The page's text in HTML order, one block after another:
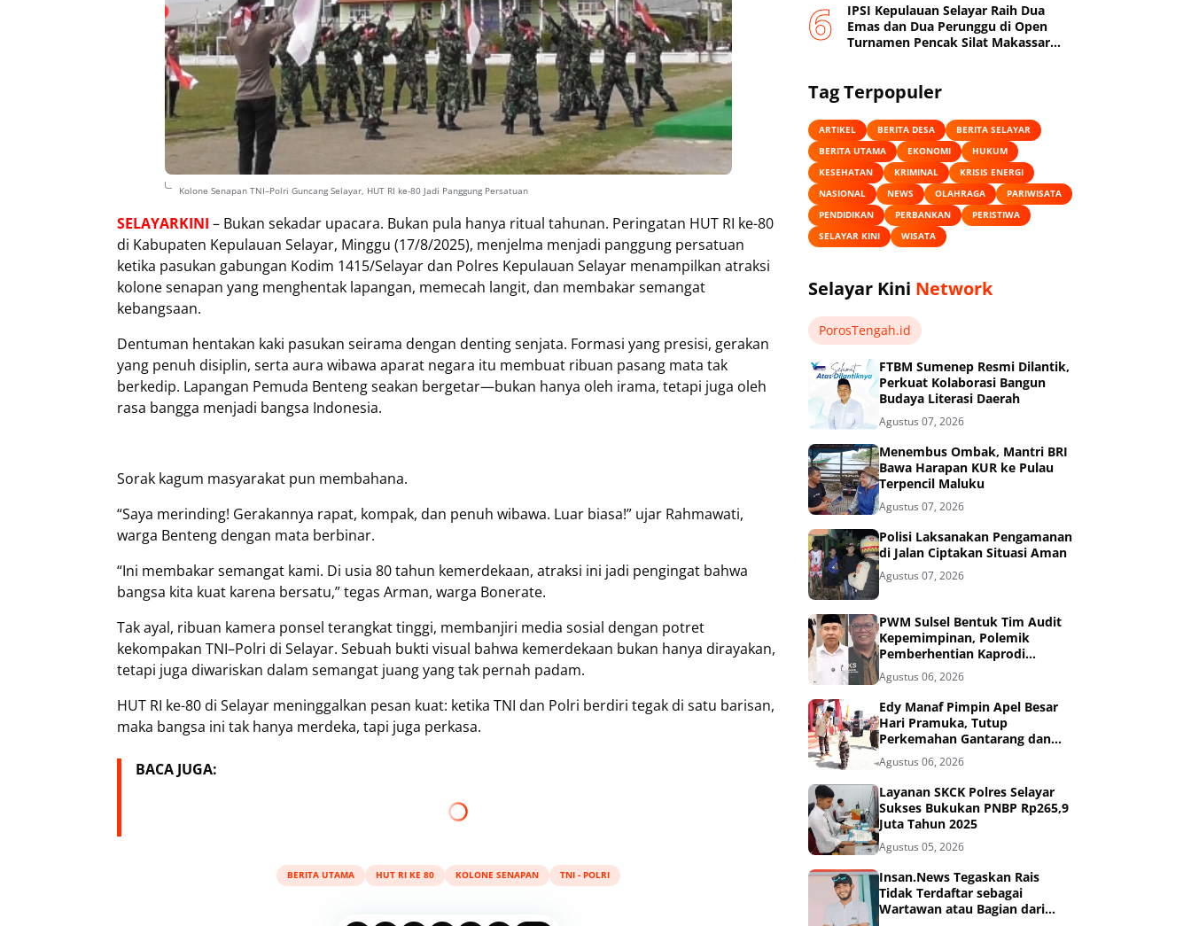
Kolone Senapan TNI–Polri Guncang Selayar, HUT RI ke-80 Jadi Panggung Persatuan
SELAYARKINI – Bukan sekadar upacara. Bukan pula hanya ritual tahunan. Peringatan HUT RI ke-80
di Kabupaten Kepulauan Selayar, Minggu (17/8/2025), menjelma menjadi panggung persatuan
ketika pasukan gabungan Kodim 1415/Selayar dan Polres Kepulauan Selayar menampilkan atraksi
kolone senapan yang menghentak lapangan, memecah langit, dan membakar semangat
kebangsaan.
Dentuman hentakan kaki pasukan seirama dengan denting senjata. Formasi yang presisi, gerakan
yang penuh disiplin, serta aura wibawa aparat negara itu membuat ribuan pasang mata tak
berkedip. Lapangan Pemuda Benteng seakan bergetar—bukan hanya oleh irama, tetapi juga oleh
rasa bangga menjadi bangsa Indonesia.
Sorak kagum masyarakat pun membahana.
“Saya merinding! Gerakannya rapat, kompak, dan penuh wibawa. Luar biasa!” ujar Rahmawati,
warga Benteng dengan mata berbinar.
“Ini membakar semangat kami. Di usia 80 tahun kemerdekaan, atraksi ini jadi pengingat bahwa
bangsa kita kuat karena bersatu,” tegas Arman, warga Bonerate.
Tak ayal, ribuan kamera ponsel terangkat tinggi, membanjiri media sosial dengan potret
kekompakan TNI–Polri di Selayar. Sebuah bukti visual bahwa kemerdekaan bukan hanya dirayakan,
tetapi juga diwariskan dalam semangat juang yang tak pernah padam.
HUT RI ke-80 di Selayar meninggalkan pesan kuat: ketika TNI dan Polri berdiri tegak di satu barisan,
maka bangsa ini tak hanya merdeka, tapi juga perkasa.
BACA JUGA:
BERITA UTAMA HUT RI KE 80 KOLONE SENAPAN TNI - POLRI
IPSI Kepulauan Selayar Raih Dua
Emas dan Dua Perunggu di Open
Turnamen Pencak Silat Makassar
Tag Terpopuler
ARTIKEL BERITA DESA
BERITA SELAYAR
BERITA UTAMA
EKONOMI
HUKUM
KESEHATAN
KRIMINAL
KRISIS ENERGI
NASIONAL
NEWS OLAHRAGA
PARIWISATA
PENDIDIKAN
PERBANKAN
PERISTIWA
SELAYAR KINI
WISATA
Selayar Kini Network
PorosTengah.id
FTBM Sumenep Resmi Dilantik,
Perkuat Kolaborasi Bangun
Budaya Literasi Daerah
Agustus 07, 2026
Menembus Ombak, Mantri BRI
Bawa Harapan KUR ke Pulau
Terpencil Maluku
Agustus 07, 2026
Polisi Laksanakan Pengamanan
di Jalan Ciptakan Situasi Aman
Agustus 07, 2026
PWM Sulsel Bentuk Tim Audit
Kepemimpinan, Polemik
Pemberhentian Kaprodi
Unmuh Barru Masuk Tahap
Penyelidikan
Agustus 06, 2026
Edy Manaf Pimpin Apel Besar
Hari Pramuka, Tutup
Perkemahan Gantarang dan
Lepas Kontingen Jamnas XII
2026
Agustus 06, 2026
Layanan SKCK Polres Selayar
Sukses Bukukan PNBP Rp265,9
Juta Tahun 2025
Agustus 05, 2026
Insan.News Tegaskan Rais
Tidak Terdaftar sebagai
Wartawan atau Bagian dari